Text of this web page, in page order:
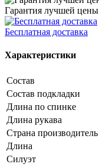
Гарантия лучшей цены
Бесплатная доставка
Характеристики
Состав
Состав подкладки
Длина по спинке
Длина рукава
Страна производитель
Длина
Силуэт